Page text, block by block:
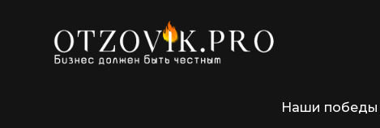
Наши победы